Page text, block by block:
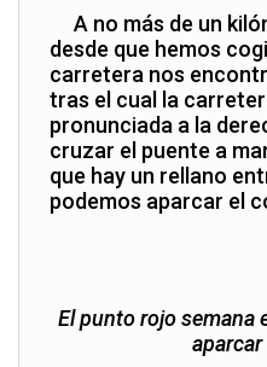
A no más de un
desde que hemos
carretera nos
tras el cual la
pronunciada a la
cruzar el puente a
que hay un rellano
podemos aparcar el
El punto rojo semana
aparcar